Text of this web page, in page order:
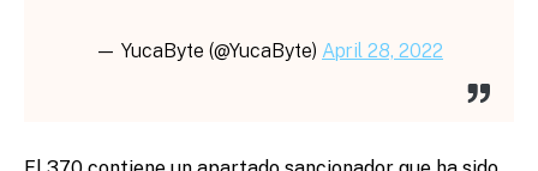
— YucaByte (@YucaByte) April 28, 2022